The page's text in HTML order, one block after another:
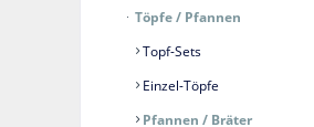
Töpfe / Pfannen
Topf-Sets
Einzel-Töpfe
Pfannen / Bräter